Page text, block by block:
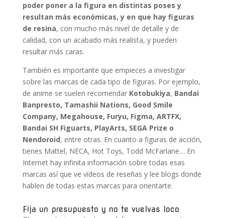
poder poner a la figura en distintas poses y
resultan más económicas, y en que hay figuras
de resina, con mucho más nivel de detalle y de
calidad, con un acabado más realista, y pueden
resultar más caras.
También es importante que empieces a investigar
sobre las marcas de cada tipo de figuras. Por ejemplo,
de anime se suelen recomendar Kotobukiya, Bandai
Banpresto, Tamashii Nations, Good Smile
Company, Megahouse, Furyu, Figma, ARTFX,
Bandai SH Figuarts, PlayArts, SEGA Prize o
Nendoroid, entre otras. En cuanto a figuras de acción,
tienes Mattel, NECA, Hot Toys, Todd McFarlane… En
Internet hay infinita información sobre todas esas
marcas así que ve vídeos de reseñas y lee blogs donde
hablen de todas estas marcas para orientarte.
Fija un presupuesto y no te vuelvas loco